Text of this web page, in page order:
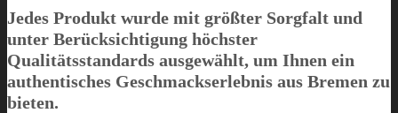
Jedes Produkt wurde mit größter Sorgfalt und
unter Berücksichtigung höchster
Qualitätsstandards ausgewählt, um Ihnen ein
authentisches Geschmackserlebnis aus Bremen zu
bieten.